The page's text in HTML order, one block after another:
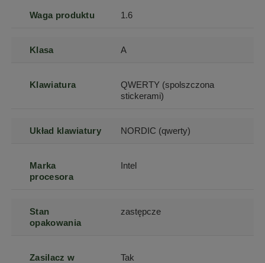
Waga produktu 1.6
Klasa A
Klawiatura
QWERTY (spolszczona
stickerami)
Układ klawiatury NORDIC (qwerty)
Marka
procesora
Intel
Stan
opakowania
zastępcze
Zasilacz w
Tak